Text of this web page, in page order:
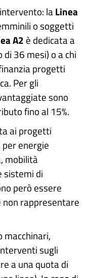
laLinea
o soggetti
A2 è dedicata a
36 mesi) o a chi
progetti
Per gli
sono
fino al 15%.
ai progetti
per energie
mobilità
sistemi di
però essere
rappresentare
macchinari,
sugli
a una quota di